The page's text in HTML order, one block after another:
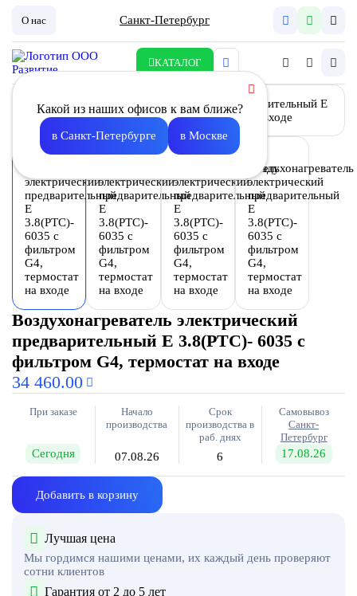
О нас Санкт-Петербург
КАТАЛОГ
Какой из наших офисов к вам ближе?
в Санкт-Петербурге в Москве
Воздухонагреватель электрический
предварительный E 3.8(PTC)- 6035 с
фильтром G4, термостат на входе
34 460.00
При заказе
Сегодня
Начало
производства
07.08.26
Срок
производства в
раб. днях
6
Самовывоз
Санкт-
Петербург
17.08.26
Добавить в корзину
Лучшая цена
Мы гордимся нашими ценами, их каждый день проверяют
сотни клиентов
Гарантия от 2 до 5 лет